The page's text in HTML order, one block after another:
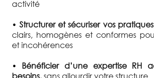
activité
• Structurer et sécuriser vos
clairs, homogènes et conformes
et incohérences
•
Bénéficier d’une expertise RH
besoins,sans allourdir votre structure